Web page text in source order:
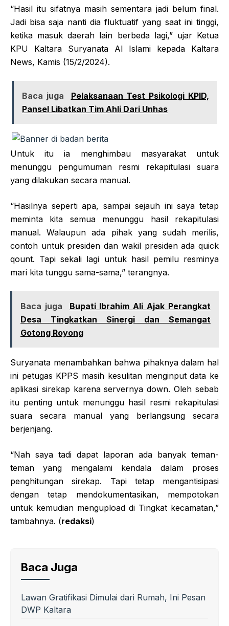
“Hasil itu sifatnya masih sementara jadi belum final.
Jadi bisa saja nanti dia fluktuatif yang saat ini tinggi,
ketika masuk daerah lain berbeda lagi,” ujar Ketua
KPU Kaltara Suryanata Al Islami kepada Kaltara
News, Kamis (15/2/2024).
Baca juga
Pelaksanaan Test Psikologi KPID,
Pansel Libatkan Tim Ahli Dari Unhas
Untuk itu ia menghimbau masyarakat untuk
menunggu pengumuman resmi rekapitulasi suara
yang dilakukan secara manual.
“Hasilnya seperti apa, sampai sejauh ini saya tetap
meminta kita semua menunggu hasil rekapitulasi
manual. Walaupun ada pihak yang sudah merilis,
contoh untuk presiden dan wakil presiden ada quick
qount. Tapi sekali lagi untuk hasil pemilu resminya
mari kita tunggu sama-sama,” terangnya.
Baca juga
Bupati Ibrahim Ali Ajak Perangkat
Desa Tingkatkan Sinergi dan Semangat
Gotong Royong
Suryanata menambahkan bahwa pihaknya dalam hal
ini petugas KPPS masih kesulitan menginput data ke
aplikasi sirekap karena servernya down. Oleh sebab
itu penting untuk menunggu hasil resmi rekapitulasi
suara secara manual yang berlangsung secara
berjenjang.
“Nah saya tadi dapat laporan ada banyak teman-
teman yang mengalami kendala dalam proses
penghitungan sirekap. Tapi tetap mengantisipasi
dengan tetap mendokumentasikan, mempotokan
untuk kemudian mengupload di Tingkat kecamatan,”
tambahnya. (redaksi)
Baca Juga
Lawan Gratifikasi Dimulai dari Rumah, Ini Pesan
DWP Kaltara